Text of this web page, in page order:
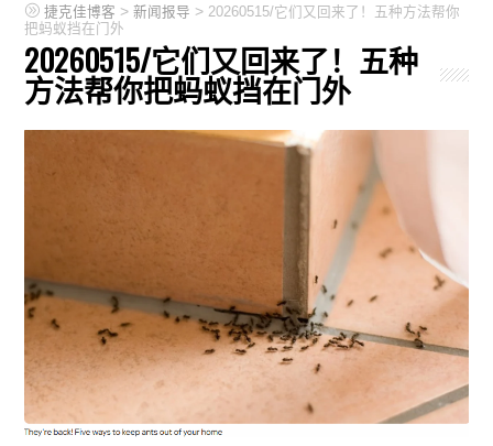
捷克佳博客 >新闻报导 > 20260515/它们又回来了！五种方法帮你
把蚂蚁挡在门外
20260515/它们又回来了！五种
方法帮你把蚂蚁挡在门外